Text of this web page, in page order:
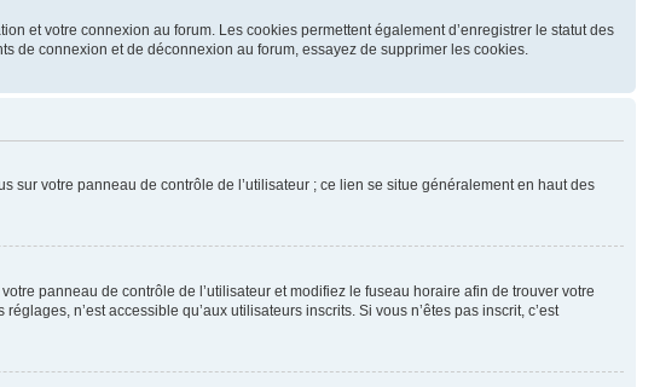
et votre connexion au forum. Les cookies permettent également d’enregistrer le statut des
de connexion et de déconnexion au forum, essayez de supprimer les cookies.
votre panneau de contrôle de l’utilisateur ; ce lien se situe généralement en haut des
panneau de contrôle de l’utilisateur et modifiez le fuseau horaire afin de trouver votre
n’est accessible qu’aux utilisateurs inscrits. Si vous n’êtes pas inscrit, c’est